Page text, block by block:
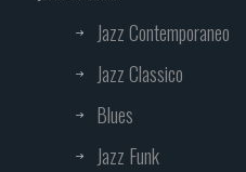
Jazz Contemporaneo
Jazz Classico
Blues
Jazz Funk